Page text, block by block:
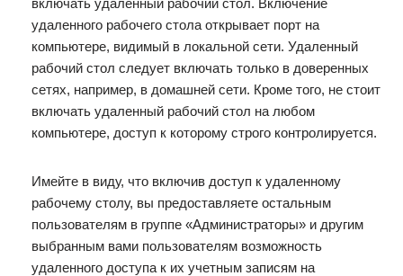
включать удаленный рабочий стол. Включение
удаленного рабочего стола открывает порт на
компьютере, видимый в локальной сети. Удаленный
рабочий стол следует включать только в доверенных
сетях, например, в домашней сети. Кроме того, не стоит
включать удаленный рабочий стол на любом
компьютере, доступ к которому строго контролируется.
Имейте в виду, что включив доступ к удаленному
рабочему столу, вы предоставляете остальным
пользователям в группе «Администраторы» и другим
выбранным вами пользователям возможность
удаленного доступа к их учетным записям на